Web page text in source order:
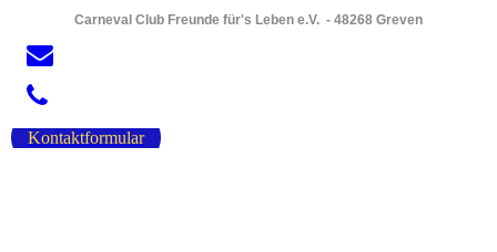
Carneval Club Freunde für's Leben e.V. - 48268 Greven
Kontaktformular